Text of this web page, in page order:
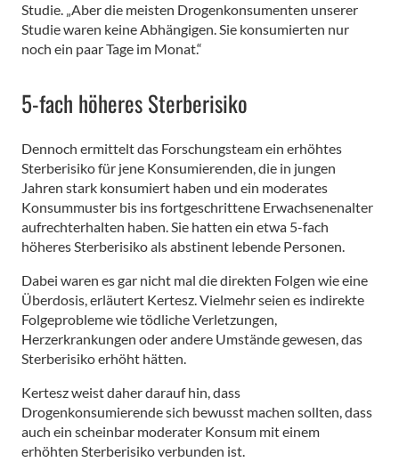
Studie. „Aber die meisten Drogenkonsumenten unserer
Studie waren keine Abhängigen. Sie konsumierten nur
noch ein paar Tage im Monat.“
5-fach höheres Sterberisiko
Dennoch ermittelt das Forschungsteam ein erhöhtes
Sterberisiko für jene Konsumierenden, die in jungen
Jahren stark konsumiert haben und ein moderates
Konsummuster bis ins fortgeschrittene Erwachsenenalter
aufrechterhalten haben. Sie hatten ein etwa 5-fach
höheres Sterberisiko als abstinent lebende Personen.
Dabei waren es gar nicht mal die direkten Folgen wie eine
Überdosis, erläutert Kertesz. Vielmehr seien es indirekte
Folgeprobleme wie tödliche Verletzungen,
Herzerkrankungen oder andere Umstände gewesen, das
Sterberisiko erhöht hätten.
Kertesz weist daher darauf hin, dass
Drogenkonsumierende sich bewusst machen sollten, dass
auch ein scheinbar moderater Konsum mit einem
erhöhten Sterberisiko verbunden ist.